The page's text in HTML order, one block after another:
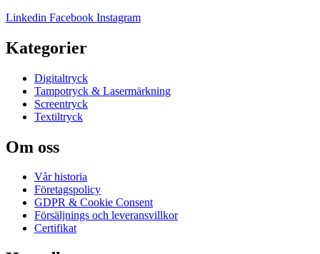
Linkedin Facebook Instagram
Kategorier
Digitaltryck
Tampotryck & Lasermärkning
Screentryck
Textiltryck
Om oss
Vår historia
Företagspolicy
GDPR & Cookie Consent
Försäljnings och leveransvillkor
Certifikat